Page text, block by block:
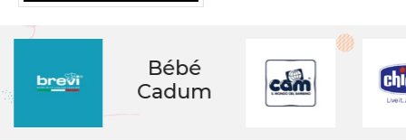
Bébé
Cadum